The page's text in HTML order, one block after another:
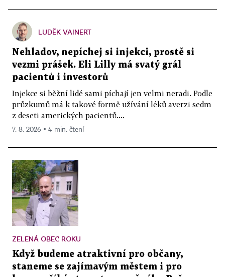
LUDĚK VAINERT
Nehladov, nepíchej si injekci, prostě si
vezmi prášek. Eli Lilly má svatý grál
pacientů i investorů
Injekce si běžní lidé sami píchají jen velmi neradi. Podle
průzkumů má k takové formě užívání léků averzi sedm
z deseti amerických pacientů....
7. 8. 2026 ▪ 4 min. čtení
ZELENÁ OBEC ROKU
Když budeme atraktivní pro občany,
staneme se zajímavým městem i pro